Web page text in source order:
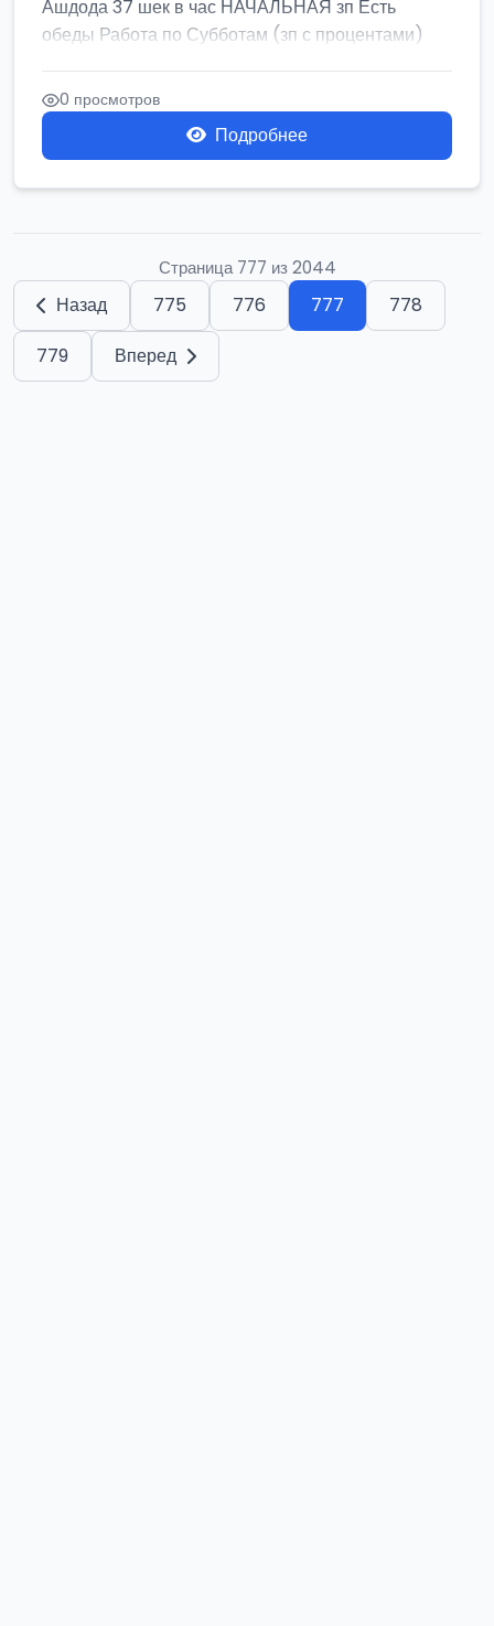
Ашдода 37 шек в час НАЧАЛЬНАЯ зп Есть
обеды Работа по Субботам (зп с процентами)
0 просмотров
Подробнее
Страница 777 из 2044
Назад 775 776 777
778
779
Вперед